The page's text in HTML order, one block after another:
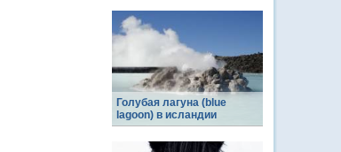
Голубая лагуна (blue
lagoon) в исландии